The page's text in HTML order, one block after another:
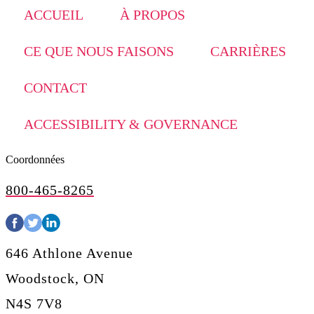
ACCUEIL À PROPOS
CE QUE NOUS FAISONS CARRIÈRES
CONTACT
ACCESSIBILITY & GOVERNANCE
Coordonnées
800-465-8265
646 Athlone Avenue
Woodstock, ON
N4S 7V8